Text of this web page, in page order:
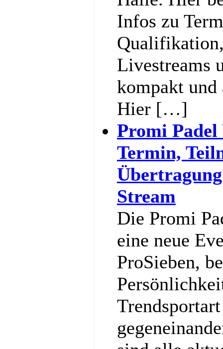
Infos zu
Livestreams
kompakt
Hier […]
Promi
Termin,
Stream
Die Promi
eine neue
ProSieben,